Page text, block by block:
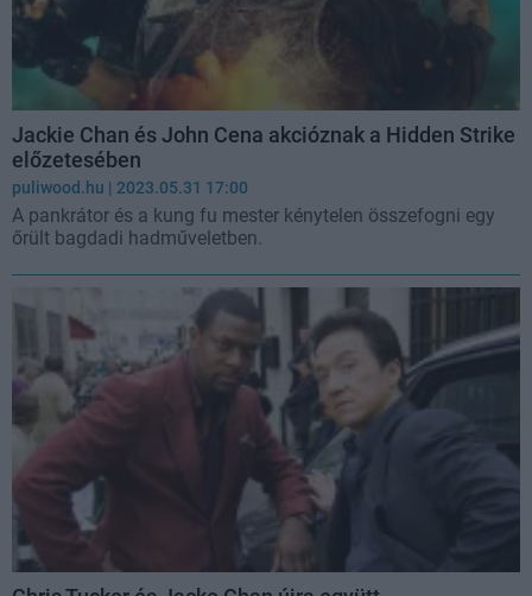
Jackie Chan és John Cena akcióznak a Hidden Strike
előzetesében
puliwood.hu | 2023.05.31 17:00
A pankrátor és a kung fu mester kénytelen összefogni egy
őrült bagdadi hadműveletben.